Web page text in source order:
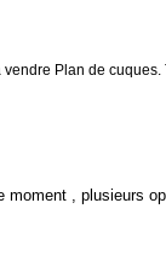
Plan de
moment , plusieurs